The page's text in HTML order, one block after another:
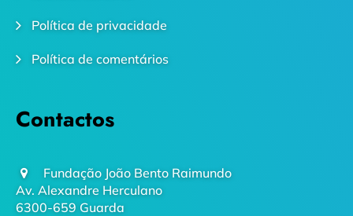
Política de privacidade
Política de comentários
Contactos
Fundação João Bento Raimundo
Av. Alexandre Herculano
6300-659 Guarda